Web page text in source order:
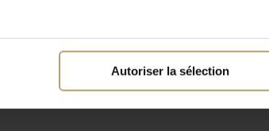
Autoriser la sélection